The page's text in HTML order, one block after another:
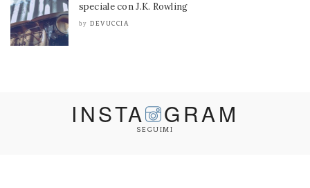
speciale con J.K. Rowling
by DEVUCCIA
INSTA GRAM
SEGUIMI